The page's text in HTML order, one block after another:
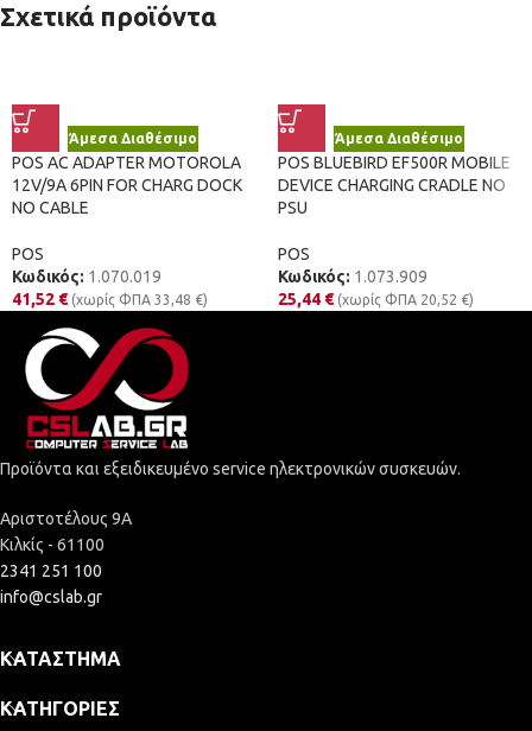
Σχετικά προϊόντα
Άμεσα Διαθέσιμο
POS AC ADAPTER MOTOROLA
12V/9A 6PIN FOR CHARG DOCK
NO CABLE
POS
Κωδικός: 1.070.019
41,52 € (χωρίς ΦΠΑ 33,48 €)
Άμεσα Διαθέσιμο
POS BLUEBIRD EF500R MOBILE
DEVICE CHARGING CRADLE NO
PSU
POS
Κωδικός: 1.073.909
25,44 € (χωρίς ΦΠΑ 20,52 €)
Προϊόντα και εξειδικευμένο service ηλεκτρονικών συσκευών.
Αριστοτέλους 9Α
Κιλκίς - 61100
2341 251 100
info@cslab.gr
ΚΑΤΆΣΤΗΜΑ
ΚΑΤΗΓΟΡΊΕΣ